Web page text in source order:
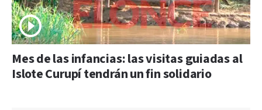
Mes de las infancias: las visitas guiadas al
Islote Curupí tendrán un fin solidario